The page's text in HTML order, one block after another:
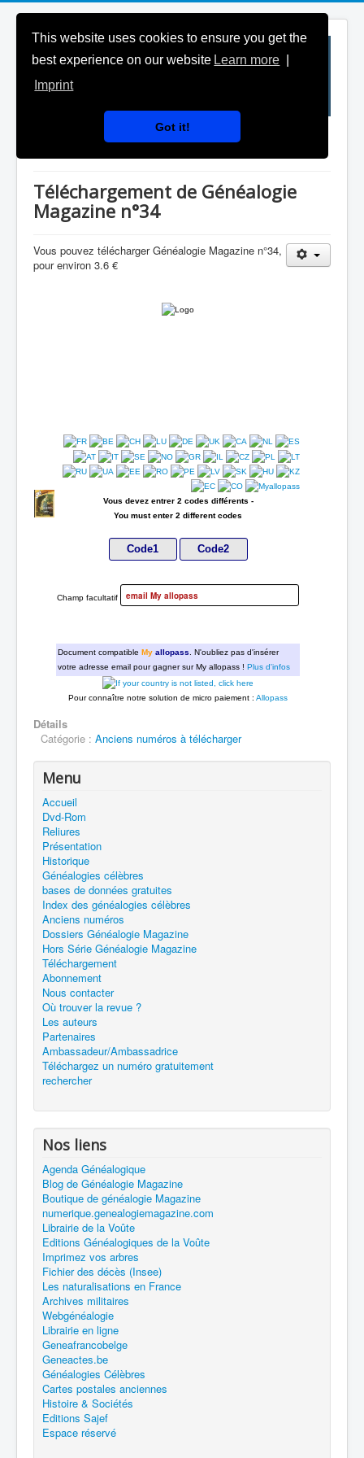
This website uses cookies to ensure you get the
best experience on our website Learn more
Imprint
Got it!
Téléchargement
Téléchargement de Généalogie
Magazine n°34
Vous pouvez télécharger Généalogie Magazine n°34,
pour environ 3.6 €
Vous devez entrer 2 codes différents -
You must enter 2 different codes
Champ facultatif
Document compatible My allopass . N'oubliez pas d'insérer
votre adresse email pour gagner sur My allopass ! Plus d'infos
Pour connaître notre solution de micro paiement : Allopass
Détails
Catégorie : Anciens numéros à télécharger
Menu
Accueil
Dvd-Rom
Reliures
Présentation
Historique
Généalogies célèbres
bases de données gratuites
Index des généalogies célèbres
Anciens numéros
Dossiers Généalogie Magazine
Hors Série Généalogie Magazine
Téléchargement
Abonnement
Nous contacter
Où trouver la revue ?
Les auteurs
Partenaires
Ambassadeur/Ambassadrice
Téléchargez un numéro gratuitement
rechercher
Nos liens
Agenda Généalogique
Blog de Généalogie Magazine
Boutique de généalogie Magazine
numerique.genealogiemagazine.com
Librairie de la Voûte
Editions Généalogiques de la Voûte
Imprimez vos arbres
Fichier des décès (Insee)
Les naturalisations en France
Archives militaires
Webgénéalogie
Librairie en ligne
Geneafrancobelge
Geneactes.be
Généalogies Célèbres
Cartes postales anciennes
Histoire & Sociétés
Editions Sajef
Espace réservé